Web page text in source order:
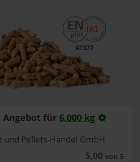
AT377
Angebot für 6.000 kg
Pellets-Handel GmbH
5,00 von 5